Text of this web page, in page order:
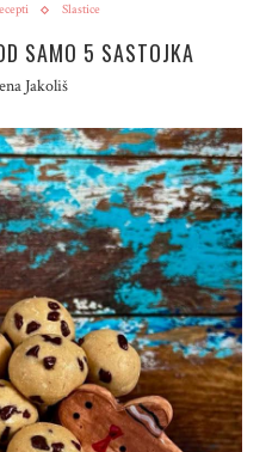
Slastice
SAMO 5 SASTOJKA
Jakoliš